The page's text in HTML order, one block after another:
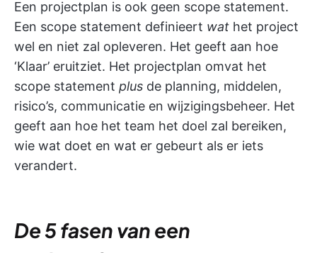
Een projectplan is ook geen scope statement.
Een scope statement definieert wat het project
wel en niet zal opleveren. Het geeft aan hoe
‘Klaar’ eruitziet. Het projectplan omvat het
scope statement plus de planning, middelen,
risico’s, communicatie en wijzigingsbeheer. Het
geeft aan hoe het team het doel zal bereiken,
wie wat doet en wat er gebeurt als er iets
verandert.
De 5 fasen van een